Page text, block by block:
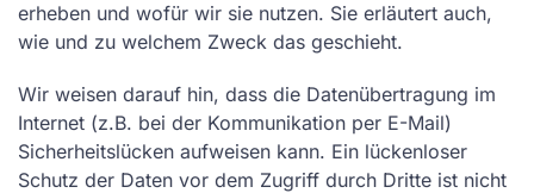
erheben und wofür wir sie nutzen. Sie erläutert auch,
wie und zu welchem Zweck das geschieht.
Wir weisen darauf hin, dass die Datenübertragung im
Internet (z.B. bei der Kommunikation per E-Mail)
Sicherheitslücken aufweisen kann. Ein lückenloser
Schutz der Daten vor dem Zugriff durch Dritte ist nicht